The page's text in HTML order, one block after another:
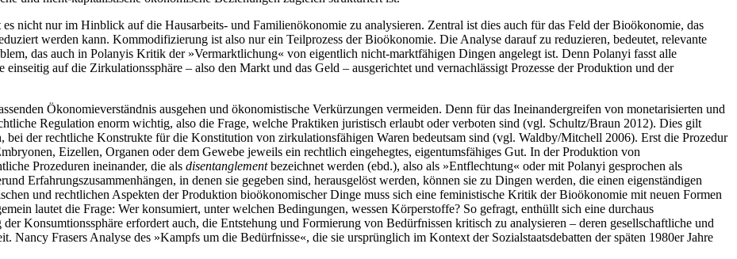
nicht nur im Hinblick auf die Hausarbeits- und Familienökonomie zu analysieren. Zentral ist dies auch für das Feld der Bioökonomie, das
werden kann. Kommodifizierung ist also nur ein Teilprozess der Bioökonomie. Die Analyse darauf zu reduzieren, bedeutet, relevante
das auch in Polanyis Kritik der »Vermarktlichung« von eigentlich nicht-marktfähigen Dingen angelegt ist. Denn Polanyi fasst alle
auf die Zirkulationssphäre – also den Markt und das Geld – ausgerichtet und vernachlässigt Prozesse der Produktion und der
Ökonomieverständnis ausgehen und ökonomistische Verkürzungen vermeiden. Denn für das Ineinandergreifen von monetarisierten und
Regulation enorm wichtig, also die Frage, welche Praktiken juristisch erlaubt oder verboten sind (vgl. Schultz/Braun 2012). Dies gilt
der rechtliche Konstrukte für die Konstitution von zirkulationsfähigen Waren bedeutsam sind (vgl. Waldby/Mitchell 2006). Erst die Prozedur
Eizellen, Organen oder dem Gewebe jeweils ein rechtlich eingehegtes, eigentumsfähiges Gut. In der Produktion von
Prozeduren ineinander, die als disentanglementbezeichnet werden (ebd.), also als »Entflechtung« oder mit Polanyi gesprochen als
Erfahrungszusammenhängen, in denen sie gegeben sind, herausgelöst werden, können sie zu Dingen werden, die einen eigenständigen
und rechtlichen Aspekten der Produktion bioökonomischer Dinge muss sich eine feministische Kritik der Bioökonomie mit neuen Formen
lautet die Frage: Wer konsumiert, unter welchen Bedingungen, wessen Körperstoffe? So gefragt, enthüllt sich eine durchaus
Konsumtionssphäre erfordert auch, die Entstehung und Formierung von Bedürfnissen kritisch zu analysieren – deren gesellschaftliche und
Frasers Analyse des »Kampfs um die Bedürfnisse«, die sie ursprünglich im Kontext der Sozialstaatsdebatten der späten 1980er Jahre